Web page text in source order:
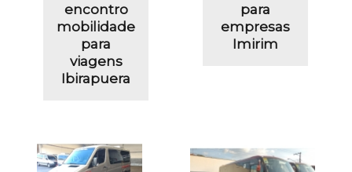
encontro
mobilidade
para
viagens
Ibirapuera
para
empresas
Imirim